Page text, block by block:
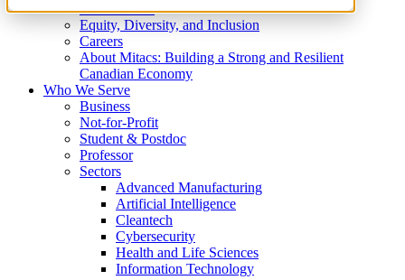
What We Do
Equity, Diversity, and Inclusion
Careers
About Mitacs: Building a Strong and Resilient
Canadian Economy
Who We Serve
Business
Not-for-Profit
Student & Postdoc
Professor
Sectors
Advanced Manufacturing
Artificial Intelligence
Cleantech
Cybersecurity
Health and Life Sciences
Information Technology